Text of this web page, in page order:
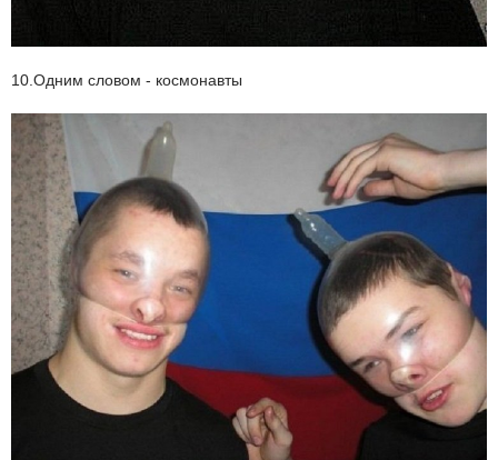
10.Одним словом - космонавты